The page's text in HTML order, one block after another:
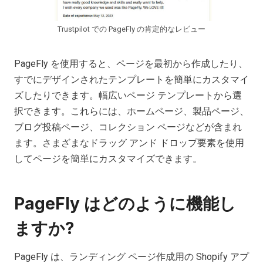
Trustpilot での PageFly の肯定的なレビュー
PageFly を使用すると、ページを最初から作成したり、
すでにデザインされたテンプレートを簡単にカスタマイ
ズしたりできます。幅広いページ テンプレートから選
択できます。これらには、ホームページ、製品ページ、
ブログ投稿ページ、コレクション ページなどが含まれ
ます。さまざまなドラッグ アンド ドロップ要素を使用
してページを簡単にカスタマイズできます。
PageFly はどのように機能し
ますか?
PageFly は、ランディング ページ作成用の Shopify アプ